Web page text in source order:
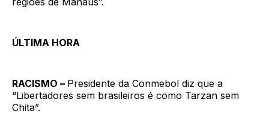
ÚLTIMA HORA
RACISMO – Presidente da Conmebol diz que a
“Libertadores sem brasileiros é como Tarzan sem
Chita”.